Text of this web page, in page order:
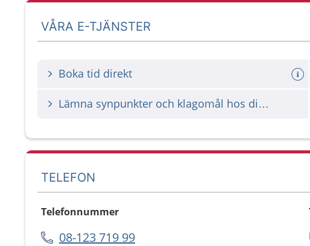
VÅRA E-TJÄNSTER
Boka tid direkt
Lämna synpunkter och klagomål hos din vårdgivare
TELEFON
Telefonnummer
08-123 719 99